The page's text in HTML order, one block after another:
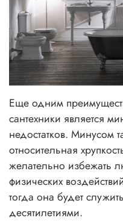
Еще одним
сантехники является
недостатков. Минусом
относительная
желательно избежать
физических
тогда она будет
десятилетиями.